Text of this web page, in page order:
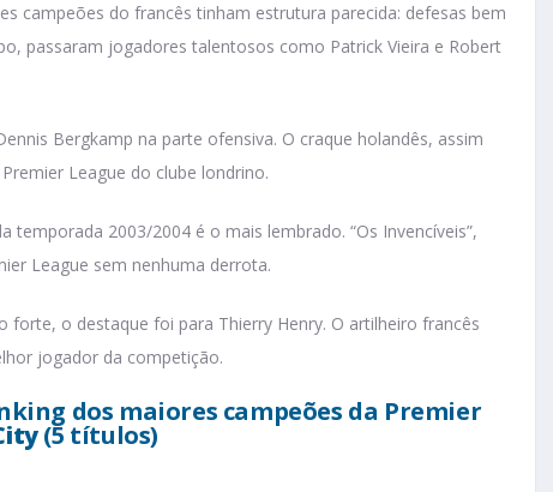
campeões do francês tinham estrutura parecida: defesas bem
passaram jogadores talentosos como Patrick Vieira e Robert
Bergkamp na parte ofensiva. O craque holandês, assim
League do clube londrino.
temporada 2003/2004 é o mais lembrado. “Os Invencíveis”,
League sem nenhuma derrota.
forte, o destaque foi para Thierry Henry. O artilheiro francês
jogador da competição.
dos maiores campeões da Premier
(5 títulos)